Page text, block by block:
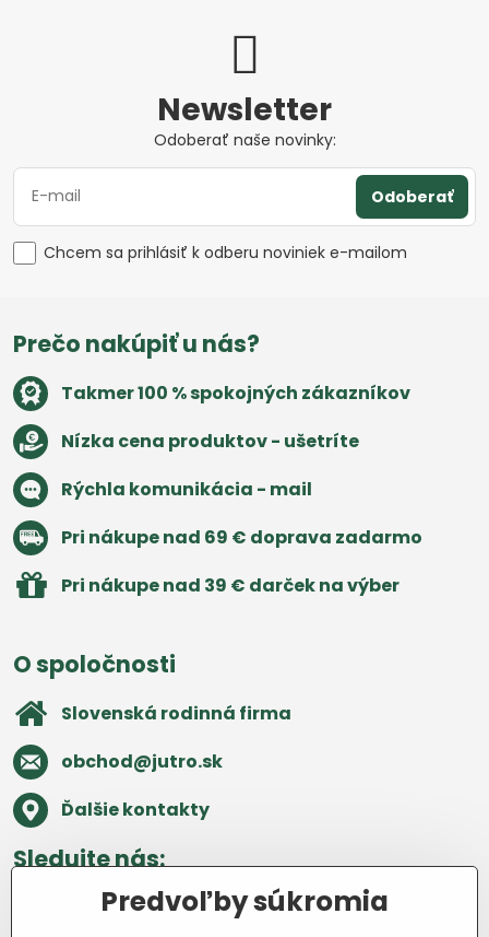
Newsletter
Odoberať naše novinky:
Odoberať
Chcem sa prihlásiť k odberu noviniek e-mailom
Prečo nakúpiť u nás?
Takmer 100 % spokojných zákazníkov
Nízka cena produktov - ušetríte
Rýchla komunikácia - mail
Pri nákupe nad 69 € doprava zadarmo
Pri nákupe nad 39 € darček na výber
O spoločnosti
Slovenská rodinná firma
obchod​@jutro​.sk
Ďalšie kontakty
Sledujte nás:
Facebook Pinterest Instagram Blog
Predvoľby súkromia